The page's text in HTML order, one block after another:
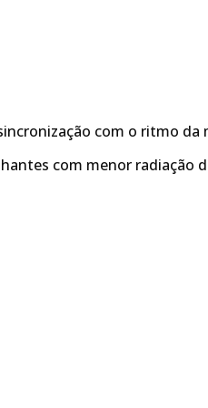
com o ritmo da
com menor radiação